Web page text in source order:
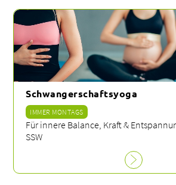
Schwangerschaftsyoga
IMMER MONTAGS
Für innere Balance, Kraft &
SSW